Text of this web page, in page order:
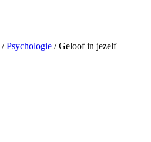
/Psychologie / Geloof in jezelf